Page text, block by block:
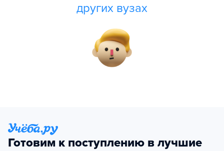
других вузах
Готовим к поступлению в лучшие